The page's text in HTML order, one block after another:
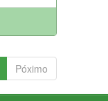
Póximo